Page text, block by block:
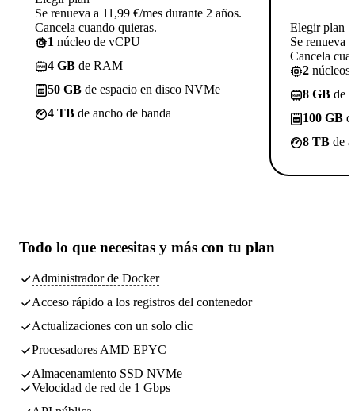
Se renueva a 11,99 €/mes durante 2 años.
Cancela cuando quieras.
1 núcleo de vCPU
4 GB de RAM
50 GB de espacio en disco NVMe
4 TB de ancho de banda
Elegir plan
Se renueva
Cancela
2 núcleos
8 GB de
100 GB
8 TB de
Todo lo que necesitas y más con tu plan
Administrador de Docker
Acceso rápido a los registros del contenedor
Actualizaciones con un solo clic
Procesadores AMD EPYC
Almacenamiento SSD NVMe
Velocidad de red de 1 Gbps